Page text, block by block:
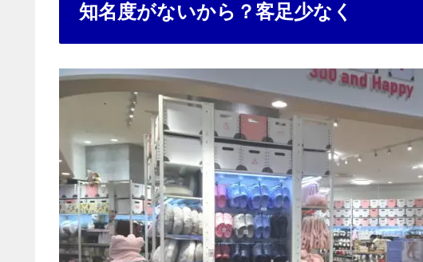
知名度がないから？客足少なく